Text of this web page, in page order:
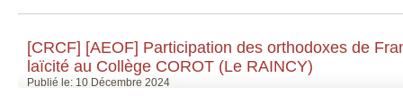
[CRCF] [AEOF] Participation des orthodoxes de
laïcité au Collège COROT (Le RAINCY)
Publié le: 10 Décembre 2024